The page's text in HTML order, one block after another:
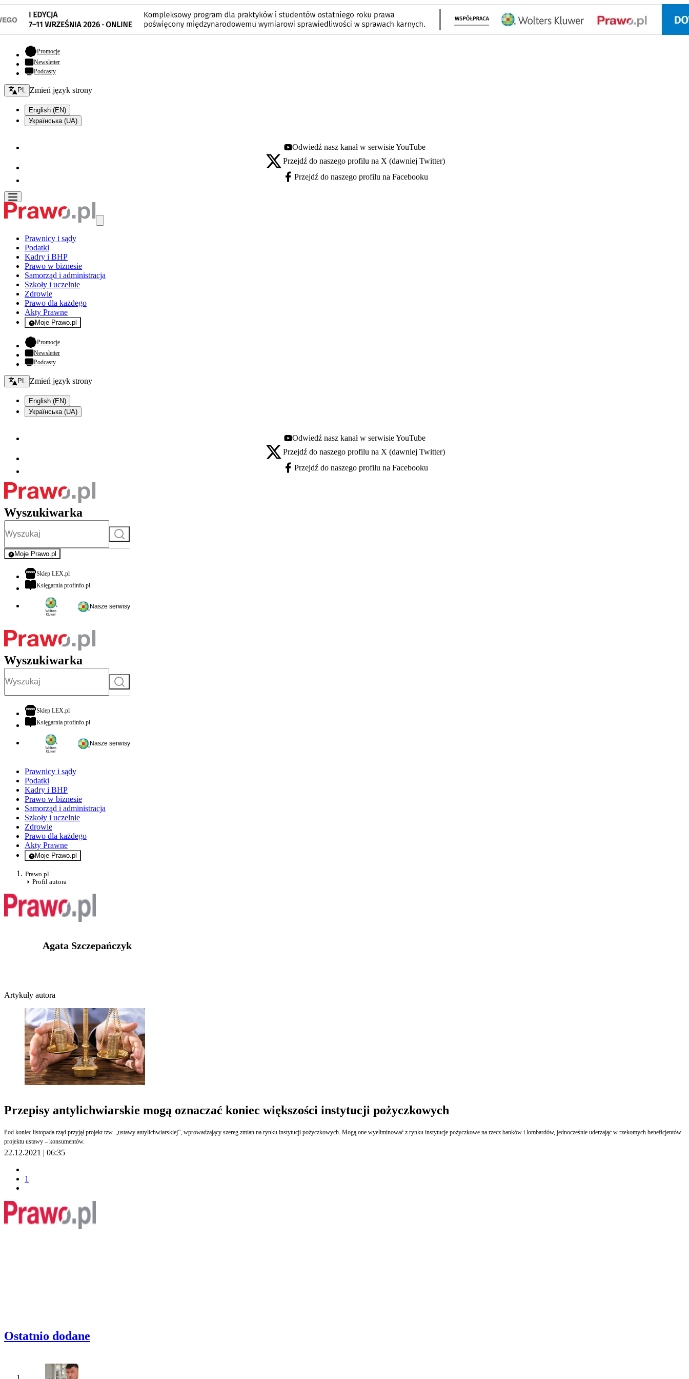
Promocje- otwiera się w nowej karcie
Newsletter
Podcasty
Zmień język - bieżący:
PL Zmień język strony
English (EN)
Українська (UA)
Youtube - otwiera się w nowej karcie
Odwiedź nasz kanał w serwisie YouTube
X - otwiera się w nowej karcie
Przejdź do naszego profilu na X (dawniej Twitter)
Facebook - otwiera się w nowej karcie
Przejdź do naszego profilu na Facebooku
Prawnicy i sądy
Podatki
Kadry i BHP
Prawo w biznesie
Samorząd i administracja
Szkoły i uczelnie
Zdrowie
Prawo dla każdego
Akty Prawne
Moje Prawo.pl
- rejestracja i logowanie do serwisu
Promocje- otwiera się w nowej karcie
Newsletter
Podcasty
Zmień język - bieżący:
PL Zmień język strony
English (EN)
Українська (UA)
Youtube - otwiera się w nowej karcie
Odwiedź nasz kanał w serwisie YouTube
X - otwiera się w nowej karcie
Przejdź do naszego profilu na X (dawniej Twitter)
Facebook - otwiera się w nowej karcie
Przejdź do naszego profilu na Facebooku
Wyszukiwarka
Szukaj
Moje Prawo.pl
- rejestracja i logowanie do serwisu
Sklep LEX.plotwiera się w nowej karcie
Księgarnia profinfo.plotwiera się w nowej karcie
Nasze serwisy
Wyszukiwarka
Szukaj
Sklep LEX.plotwiera się w nowej karcie
Księgarnia profinfo.plotwiera się w nowej karcie
Nasze serwisy
Prawnicy i sądy
Podatki
Kadry i BHP
Prawo w biznesie
Samorząd i administracja
Szkoły i uczelnie
Zdrowie
Prawo dla każdego
Akty Prawne
Moje Prawo.pl
- rejestracja i logowanie do serwisu
Prawo.pl
Profil autora
Agata Szczepańczyk
Artykuły autora
Przepisy antylichwiarskie mogą oznaczać koniec większości instytucji pożyczkowych
Pod koniec listopada rząd przyjął projekt tzw. „ustawy antylichwiarskiej”, wprowadzający szereg zmian na rynku instytucji pożyczkowych. Mogą one wyeliminować z rynku instytucje pożyczkowe na rzecz banków i lombardów, jednocześnie uderzając w rzekomych beneficjentów
projektu ustawy – konsumentów.
22.12.2021 | 06:35
1
Ostatnio dodane